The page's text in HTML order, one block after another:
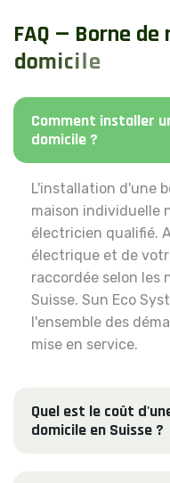
FAQ — Borne de
domicile
Comment installer
domicile ?
L'installation d'une
maison individuelle
électricien qualifié.
électrique et de
raccordée selon les
Suisse. Sun Eco
l'ensemble des
mise en service.
Quel est le coût
domicile en Suisse ?